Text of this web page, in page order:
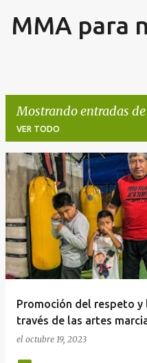
Ir al
MMA para
Mostrando entradas
VER TODO
E
t
r
a
d
Promoción del respeto y
través de las artes
el octubre 19, 2023